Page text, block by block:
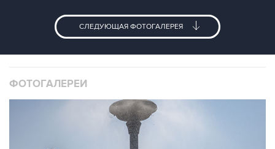
СЛЕДУЮЩАЯ ФОТОГАЛЕРЕЯ
ФОТОГАЛЕРЕИ